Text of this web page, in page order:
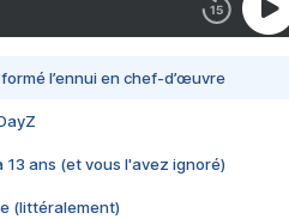
l’ennui en chef-d’œuvre
13 ans (et vous l'avez ignoré)
(littéralement)